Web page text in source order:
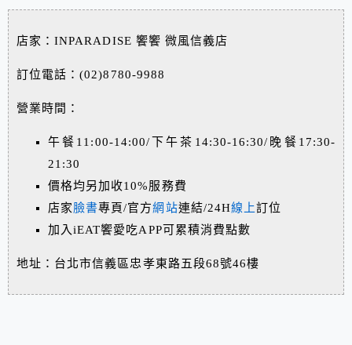
店家：INPARADISE 饗饗 微風信義店
訂位電話：(02)8780-9988
營業時間：
午餐11:00-14:00/下午茶14:30-16:30/晚餐17:30-
21:30
價格均另加收10%服務費
店家臉書專頁/官方網站連結/24H線上訂位
加入iEAT饗愛吃APP可累積消費點數
地址：台北市信義區忠孝東路五段68號46樓